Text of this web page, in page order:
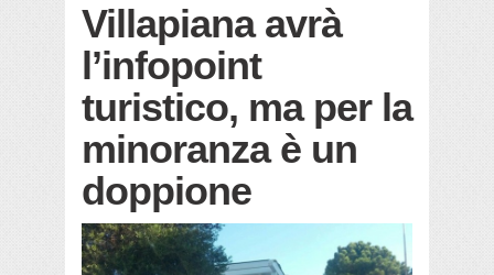
Villapiana avrà
l’infopoint
turistico, ma per la
minoranza è un
doppione